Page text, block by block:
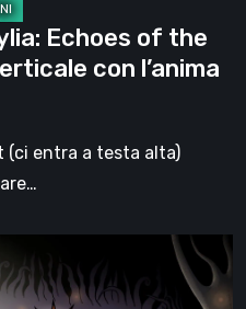
Echoes of the
con l’anima
(ci entra a testa alta)